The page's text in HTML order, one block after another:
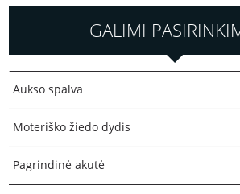
GALIMI
Aukso spalva
Moteriško žiedo dydis
Pagrindinė akutė